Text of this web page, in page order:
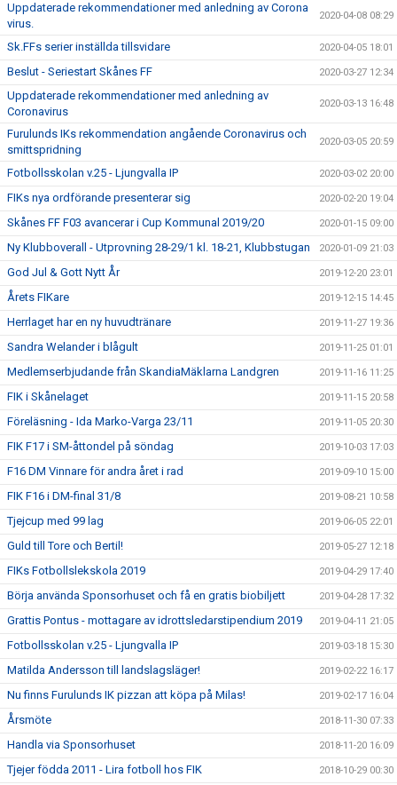
Uppdaterade rekommendationer med anledning av Corona
virus.
2020-04-08 08:29
Sk.FFs serier inställda tillsvidare 2020-04-05 18:01
Beslut - Seriestart Skånes FF 2020-03-27 12:34
Uppdaterade rekommendationer med anledning av
Coronavirus
2020-03-13 16:48
Furulunds IKs rekommendation angående Coronavirus och
smittspridning
2020-03-05 20:59
Fotbollsskolan v.25 - Ljungvalla IP 2020-03-02 20:00
FIKs nya ordförande presenterar sig 2020-02-20 19:04
Skånes FF F03 avancerar i Cup Kommunal 2019/20 2020-01-15 09:00
Ny Klubboverall - Utprovning 28-29/1 kl. 18-21, Klubbstugan 2020-01-09 21:03
God Jul & Gott Nytt År 2019-12-20 23:01
Årets FIKare 2019-12-15 14:45
Herrlaget har en ny huvudtränare 2019-11-27 19:36
Sandra Welander i blågult 2019-11-25 01:01
Medlemserbjudande från SkandiaMäklarna Landgren 2019-11-16 11:25
FIK i Skånelaget 2019-11-15 20:58
Föreläsning - Ida Marko-Varga 23/11 2019-11-05 20:30
FIK F17 i SM-åttondel på söndag 2019-10-03 17:03
F16 DM Vinnare för andra året i rad 2019-09-10 15:00
FIK F16 i DM-final 31/8 2019-08-21 10:58
Tjejcup med 99 lag 2019-06-05 22:01
Guld till Tore och Bertil! 2019-05-27 12:18
FIKs Fotbollslekskola 2019 2019-04-29 17:40
Börja använda Sponsorhuset och få en gratis biobiljett 2019-04-28 17:32
Grattis Pontus - mottagare av idrottsledarstipendium 2019 2019-04-11 21:05
Fotbollsskolan v.25 - Ljungvalla IP 2019-03-18 15:30
Matilda Andersson till landslagsläger! 2019-02-22 16:17
Nu finns Furulunds IK pizzan att köpa på Milas! 2019-02-17 16:04
Årsmöte 2018-11-30 07:33
Handla via Sponsorhuset 2018-11-20 16:09
Tjejer födda 2011 - Lira fotboll hos FIK 2018-10-29 00:30